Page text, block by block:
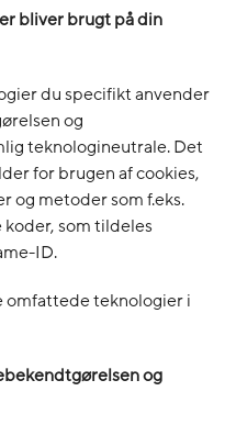
bliver brugt på din
du specifikt anvender
og
teknologineutrale. Det
for brugen af cookies,
og metoder som f.eks.
som tildeles
ID.
omfattede teknologier i
og